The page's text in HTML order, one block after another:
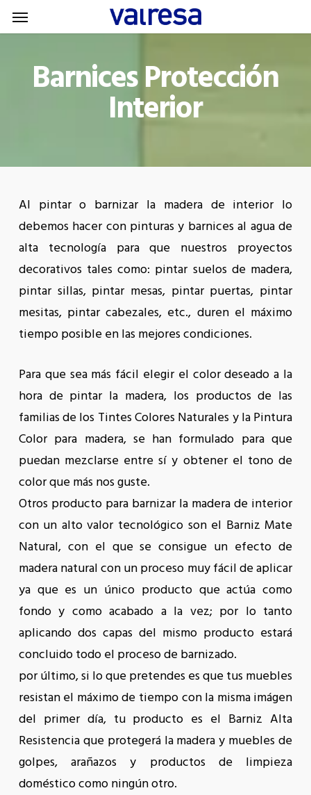
Skip
to
content
Menu
Barnices Protección
Interior
Al pintar o barnizar la madera de interior lo
debemos hacer con pinturas y barnices al agua de
alta tecnología para que nuestros proyectos
decorativos tales como: pintar suelos de madera,
pintar sillas, pintar mesas, pintar puertas, pintar
mesitas, pintar cabezales, etc., duren el máximo
tiempo posible en las mejores condiciones.
Para que sea más fácil elegir el color deseado a la
hora de pintar la madera, los productos de las
familias de los Tintes Colores Naturales y la Pintura
Color para madera, se han formulado para que
puedan mezclarse entre sí y obtener el tono de
color que más nos guste.
Otros producto para barnizar la madera de interior
con un alto valor tecnológico son el Barniz Mate
Natural, con el que se consigue un efecto de
madera natural con un proceso muy fácil de aplicar
ya que es un único producto que actúa como
fondo y como acabado a la vez; por lo tanto
aplicando dos capas del mismo producto estará
concluido todo el proceso de barnizado.
por último, si lo que pretendes es que tus muebles
resistan el máximo de tiempo con la misma imágen
del primer día, tu producto es el Barniz Alta
Resistencia que protegerá la madera y muebles de
golpes, arañazos y productos de limpieza
doméstico como ningún otro.
Menu